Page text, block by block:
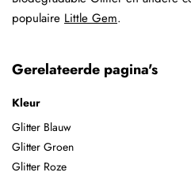
populaire Little Gem.
Gerelateerde pagina's
Kleur
Glitter Blauw
Glitter Groen
Glitter Roze